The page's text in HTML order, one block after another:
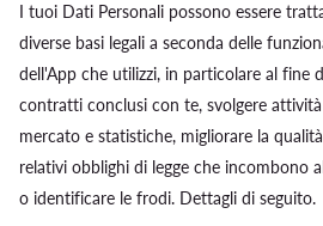
I tuoi Dati Personali possono essere
diverse basi legali a seconda delle
dell'App che utilizzi, in particolare al fine
contratti conclusi con te, svolgere
mercato e statistiche, migliorare la
relativi obblighi di legge che incombono
o identificare le frodi. Dettagli di seguito.